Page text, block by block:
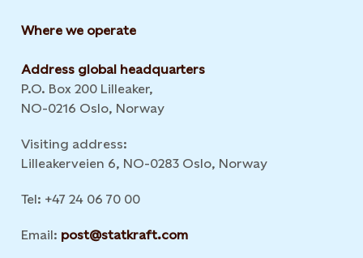
Where we operate
Address global headquarters
P.O. Box 200 Lilleaker,
NO-0216 Oslo, Norway
Visiting address:
Lilleakerveien 6, NO-0283 Oslo, Norway
Tel: +47 24 06 70 00
Email: post@statkraft.com